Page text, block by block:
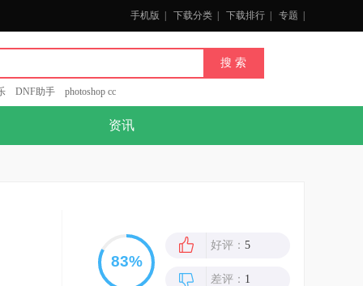
手机版 下载分类 下载排行 专题
DNF助手 photoshop cc
资讯
好评： 5
差评： 1